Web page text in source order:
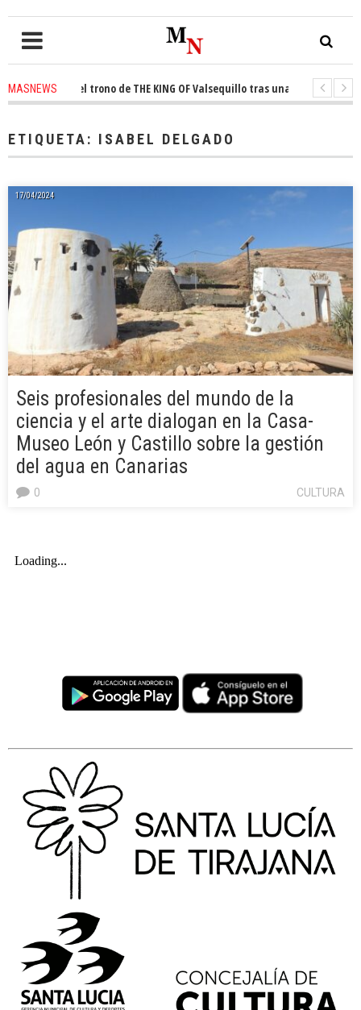
MASNEWSel trono de THE KING OF Valsequillo tras una jornada de
ETIQUETA: ISABEL DELGADO
17/04/2024
Seis profesionales del mundo de la
ciencia y el arte dialogan en la Casa-
Museo León y Castillo sobre la gestión
del agua en Canarias
CULTURA
0